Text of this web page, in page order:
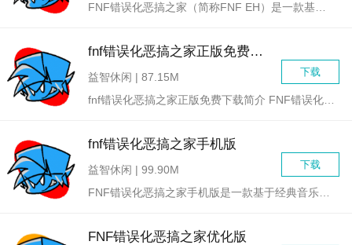
FNF错误化恶搞之家（简称FNF EH）是一款基于FNF（F...
fnf错误化恶搞之家正版免费下载
下载
益智休闲 | 87.15M
fnf错误化恶搞之家正版免费下载简介 FNF错误化恶搞...
fnf错误化恶搞之家手机版
下载
益智休闲 | 99.90M
FNF错误化恶搞之家手机版是一款基于经典音乐节奏游戏《Fri...
FNF错误化恶搞之家优化版